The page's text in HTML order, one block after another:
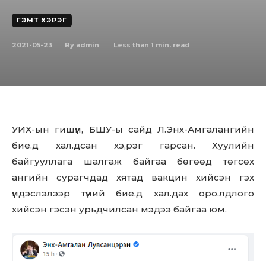
ГЭМТ ХЭРЭГ
2021-05-23 By admin Less than 1 min. read
УИХ-ын гишүүн, БШУ-ы сайд Л.Энх-Амгалангийн
бие.д хал.дсан хэ,рэг гарсан. Хуулийн
байгууллага шалгаж байгаа бөгөөд төгсөх
ангийн сурагчдад хятад вакцин хийсэн гэх
үндэслэлээp түүний бие.д хал.дах оро.лдлого
хийсэн гэсэн урьдчилсан мэдээ байгаа юм.